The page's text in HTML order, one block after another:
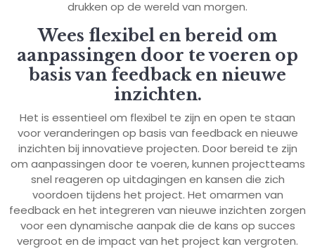
drukken op de wereld van morgen.
Wees flexibel en bereid om
aanpassingen door te voeren op
basis van feedback en nieuwe
inzichten.
Het is essentieel om flexibel te zijn en open te staan
voor veranderingen op basis van feedback en nieuwe
inzichten bij innovatieve projecten. Door bereid te zijn
om aanpassingen door te voeren, kunnen projectteams
snel reageren op uitdagingen en kansen die zich
voordoen tijdens het project. Het omarmen van
feedback en het integreren van nieuwe inzichten zorgen
voor een dynamische aanpak die de kans op succes
vergroot en de impact van het project kan vergroten.